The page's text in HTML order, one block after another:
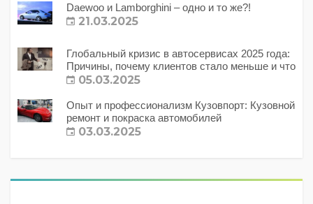
Daewoo и Lamborghini – одно и то же?!
21.03.2025
Глобальный кризис в автосервисах 2025 года:
Причины, почему клиентов стало меньше и что
с этим делать?
05.03.2025
Опыт и профессионализм Кузовпорт: Кузовной
ремонт и покраска автомобилей
03.03.2025